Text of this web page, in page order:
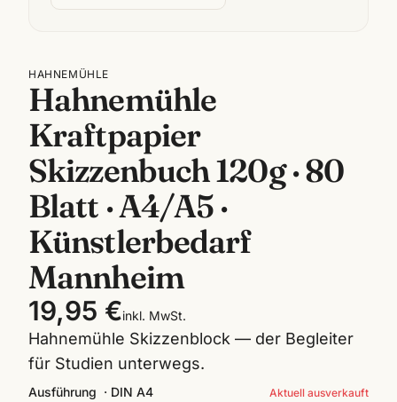
HAHNEMÜHLE
Hahnemühle
Kraftpapier
Skizzenbuch 120g · 80
Blatt · A4/A5 ·
Künstlerbedarf
Mannheim
19,95 €inkl. MwSt.
Hahnemühle Skizzenblock — der Begleiter
für Studien unterwegs.
Ausführung · DIN A4 Aktuell ausverkauft